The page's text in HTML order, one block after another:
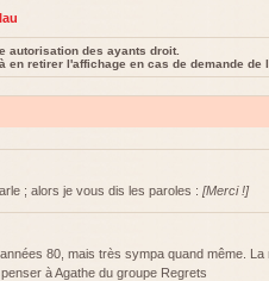
autorisation des ayants droit.
en retirer l'affichage en cas de demande de
; alors je vous dis les paroles : [Merci !]
80, mais très sympa quand même. La
à Agathe du groupe Regrets